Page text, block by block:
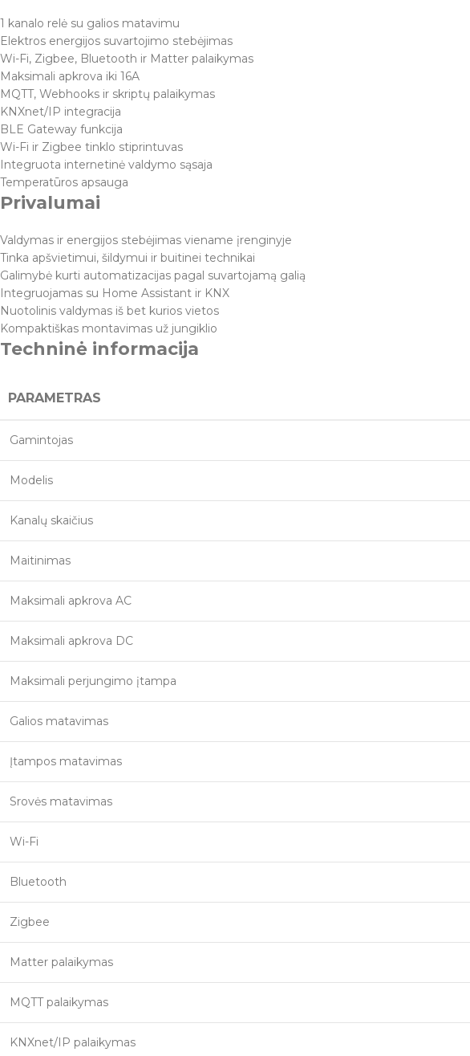
1 kanalo relė su galios matavimu
Elektros energijos suvartojimo stebėjimas
Wi-Fi, Zigbee, Bluetooth ir Matter palaikymas
Maksimali apkrova iki 16A
MQTT, Webhooks ir skriptų palaikymas
KNXnet/IP integracija
BLE Gateway funkcija
Wi-Fi ir Zigbee tinklo stiprintuvas
Integruota internetinė valdymo sąsaja
Temperatūros apsauga
Privalumai
Valdymas ir energijos stebėjimas viename įrenginyje
Tinka apšvietimui, šildymui ir buitinei technikai
Galimybė kurti automatizacijas pagal suvartojamą galią
Integruojamas su Home Assistant ir KNX
Nuotolinis valdymas iš bet kurios vietos
Kompaktiškas montavimas už jungiklio
Techninė informacija
PARAMETRAS
Gamintojas
Modelis
Kanalų skaičius
Maitinimas
Maksimali apkrova AC
Maksimali apkrova DC
Maksimali perjungimo įtampa
Galios matavimas
Įtampos matavimas
Srovės matavimas
Wi-Fi
Bluetooth
Zigbee
Matter palaikymas
MQTT palaikymas
KNXnet/IP palaikymas